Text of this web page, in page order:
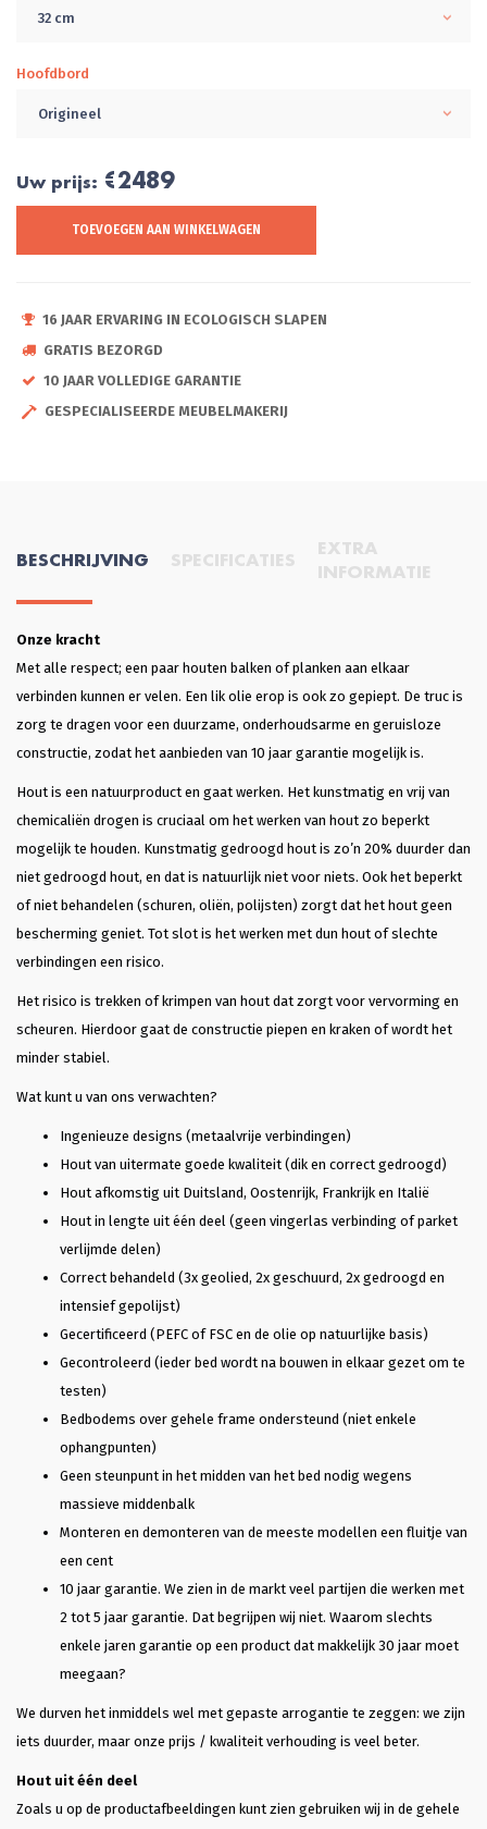
32 cm
Hoofdbord
Origineel
Uw prijs: €2489
TOEVOEGEN AAN WINKELWAGEN
16 JAAR ERVARING IN ECOLOGISCH SLAPEN
GRATIS BEZORGD
10 JAAR VOLLEDIGE GARANTIE
GESPECIALISEERDE MEUBELMAKERIJ
BESCHRIJVING SPECIFICATIES
EXTRA
INFORMATIE
Onze kracht
Met alle respect; een paar houten balken of planken aan elkaar
verbinden kunnen er velen. Een lik olie erop is ook zo gepiept. De truc is
zorg te dragen voor een duurzame, onderhoudsarme en geruisloze
constructie, zodat het aanbieden van 10 jaar garantie mogelijk is.
Hout is een natuurproduct en gaat werken. Het kunstmatig en vrij van
chemicaliën drogen is cruciaal om het werken van hout zo beperkt
mogelijk te houden. Kunstmatig gedroogd hout is zo’n 20% duurder dan
niet gedroogd hout, en dat is natuurlijk niet voor niets. Ook het beperkt
of niet behandelen (schuren, oliën, polijsten) zorgt dat het hout geen
bescherming geniet. Tot slot is het werken met dun hout of slechte
verbindingen een risico.
Het risico is trekken of krimpen van hout dat zorgt voor vervorming en
scheuren. Hierdoor gaat de constructie piepen en kraken of wordt het
minder stabiel.
Wat kunt u van ons verwachten?
Ingenieuze designs (metaalvrije verbindingen)
Hout van uitermate goede kwaliteit (dik en correct gedroogd)
Hout afkomstig uit Duitsland, Oostenrijk, Frankrijk en Italië
Hout in lengte uit één deel (geen vingerlas verbinding of parket
verlijmde delen)
Correct behandeld (3x geolied, 2x geschuurd, 2x gedroogd en
intensief gepolijst)
Gecertificeerd (PEFC of FSC en de olie op natuurlijke basis)
Gecontroleerd (ieder bed wordt na bouwen in elkaar gezet om te
testen)
Bedbodems over gehele frame ondersteund (niet enkele
ophangpunten)
Geen steunpunt in het midden van het bed nodig wegens
massieve middenbalk
Monteren en demonteren van de meeste modellen een fluitje van
een cent
10 jaar garantie. We zien in de markt veel partijen die werken met
2 tot 5 jaar garantie. Dat begrijpen wij niet. Waarom slechts
enkele jaren garantie op een product dat makkelijk 30 jaar moet
meegaan?
We durven het inmiddels wel met gepaste arrogantie te zeggen: we zijn
iets duurder, maar onze prijs / kwaliteit verhouding is veel beter.
Hout uit één deel
Zoals u op de productafbeeldingen kunt zien gebruiken wij in de gehele